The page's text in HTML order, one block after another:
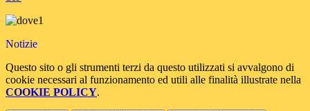
Notizie
Questo sito o gli strumenti terzi da questo utilizzati si avvalgono di
cookie necessari al funzionamento ed utili alle finalità illustrate nella
COOKIE POLICY.